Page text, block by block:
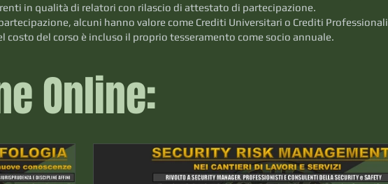
in qualità di relatori con rilascio di attestato di partecipazione.
alcuni hanno valore come Crediti Universitari o Crediti Professionali
costo del corso è incluso il proprio tesseramento come socio annuale.
Online: